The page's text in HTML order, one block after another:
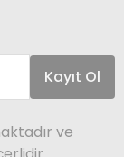
Kayıt Ol
ve